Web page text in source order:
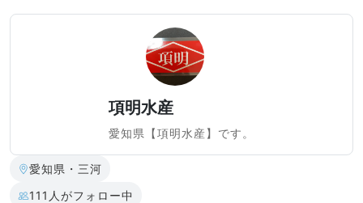
項明水産
愛知県【項明水産】です。
愛知県・三河
111人がフォロー中